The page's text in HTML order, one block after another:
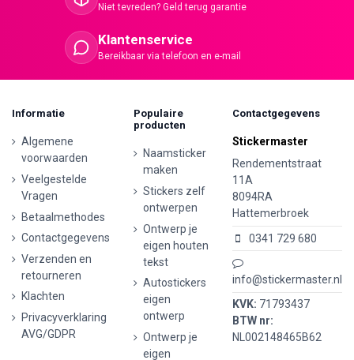
Niet tevreden? Geld terug garantie
Klantenservice
Bereikbaar via telefoon en e-mail
Informatie
Algemene
voorwaarden
Veelgestelde
Vragen
Betaalmethodes
Contactgegevens
Verzenden en
retourneren
Klachten
Privacyverklaring
AVG/GDPR
Populaire
producten
Naamsticker
maken
Stickers zelf
ontwerpen
Ontwerp je
eigen houten
tekst
Autostickers
eigen
ontwerp
Ontwerp je
eigen
Contactgegevens
Stickermaster
Rendementstraat
11A
8094RA
Hattemerbroek
0341 729 680
info@stickermaster.nl
KVK: 71793437
BTW nr:
NL002148465B62